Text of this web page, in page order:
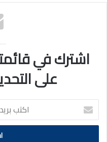
اشترك في
على
اكتب
بريدك
الالكتروني